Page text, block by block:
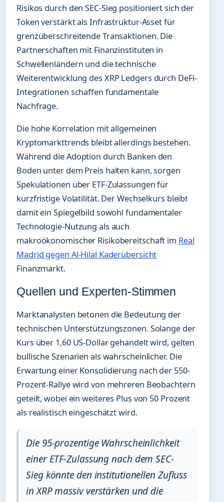
Risikos durch den SEC-Sieg positioniert sich der
Token verstärkt als Infrastruktur-Asset für
grenzüberschreitende Transaktionen. Die
Partnerschaften mit Finanzinstituten in
Schwellenländern und die technische
Weiterentwicklung des XRP Ledgers durch DeFi-
Integrationen schaffen fundamentale
Nachfrage.
Die hohe Korrelation mit allgemeinen
Kryptomarkttrends bleibt allerdings bestehen.
Während die Adoption durch Banken den
Boden unter dem Preis halten kann, sorgen
Spekulationen über ETF-Zulassungen für
kurzfristige Volatilität. Der Wechselkurs bleibt
damit ein Spiegelbild sowohl fundamentaler
Technologie-Nutzung als auch
makroökonomischer Risikobereitschaft im Real
Madrid gegen Al-Hilal Kaderübersicht
Finanzmarkt.
Quellen und Experten-Stimmen
Marktanalysten betonen die Bedeutung der
technischen Unterstützungszonen. Solange der
Kurs über 1,60 US-Dollar gehandelt wird, gelten
bullische Szenarien als wahrscheinlicher. Die
Erwartung einer Konsolidierung nach der 550-
Prozent-Rallye wird von mehreren Beobachtern
geteilt, wobei ein weiteres Plus von 50 Prozent
als realistisch eingeschätzt wird.
Die 95-prozentige Wahrscheinlichkeit
einer ETF-Zulassung nach dem SEC-
Sieg könnte den institutionellen Zufluss
in XRP massiv verstärken und die